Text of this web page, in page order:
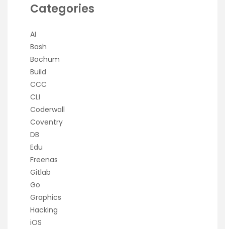
Categories
AI
Bash
Bochum
Build
CCC
CLI
Coderwall
Coventry
DB
Edu
Freenas
Gitlab
Go
Graphics
Hacking
iOS